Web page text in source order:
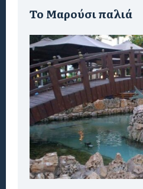
To Μαρούσι παλιά